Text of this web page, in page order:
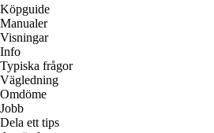
Köpguide
Manualer
Visningar
Info
Typiska frågor
Vägledning
Omdöme
Jobb
Dela ett tips